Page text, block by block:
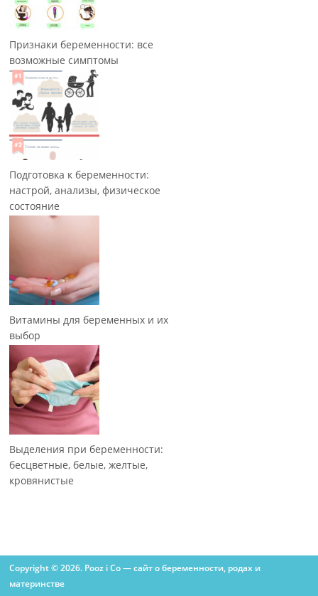
Признаки беременности: все
возможные симптомы
Подготовка к беременности:
настрой, анализы, физическое
состояние
Витамины для беременных и их
выбор
Выделения при беременности:
бесцветные, белые, желтые,
кровянистые
Copyright © 2026. Pooz i Co — сайт о беременности, родах и
материнстве